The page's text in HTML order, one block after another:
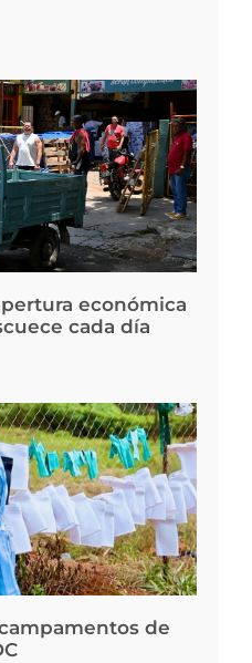
económica
cada día
de